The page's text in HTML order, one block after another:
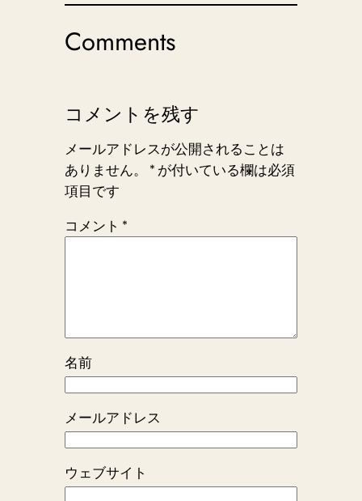
Comments
コメントを残す
メールアドレスが公開されることは
ありません。
* が付いている欄は必須
項目です
コメント *
名前
メールアドレス
ウェブサイト